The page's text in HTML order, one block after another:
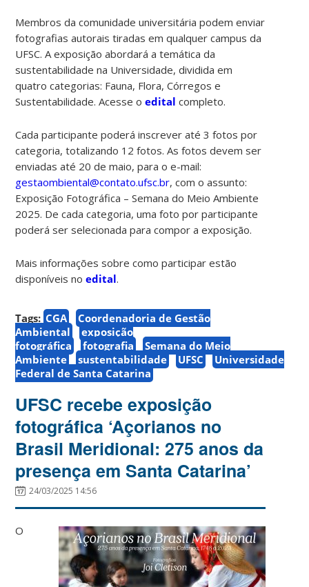
Membros da comunidade universitária podem enviar
fotografias autorais tiradas em qualquer campus da
UFSC. A exposição abordará a temática da
sustentabilidade na Universidade, dividida em
quatro categorias: Fauna, Flora, Córregos e
Sustentabilidade. Acesse oedital completo.
Cada participante poderá inscrever até 3 fotos por
categoria, totalizando 12 fotos. As fotos devem ser
enviadas até 20 de maio, para o e-mail:
gestaombiental@contato.ufsc.br, com o assunto:
Exposição Fotográfica – Semana do Meio Ambiente
2025. De cada categoria, uma foto por participante
poderá ser selecionada para compor a exposição.
Mais informações sobre como participar estão
disponíveis noedital.
Tags: CGA
Coordenadoria de Gestão
Ambiental
exposição
fotográfica
fotografia
Semana do Meio
Ambiente
sustentabilidade UFSC
Universidade
Federal de Santa Catarina
UFSC recebe exposição
fotográfica ‘Açorianos no
Brasil Meridional: 275 anos da
presença em Santa Catarina’
24/03/2025 14:56
O